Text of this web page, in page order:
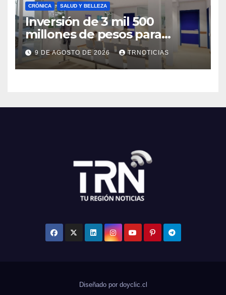
CRÓNICA SALUD Y BELLEZA
Inversión de 3 mil 500
millones de pesos para
mejorar el Cesfam
Astaburuaga
9 DE AGOSTO DE 2026 TRNOTICIAS
Diseñado por doyclic.cl